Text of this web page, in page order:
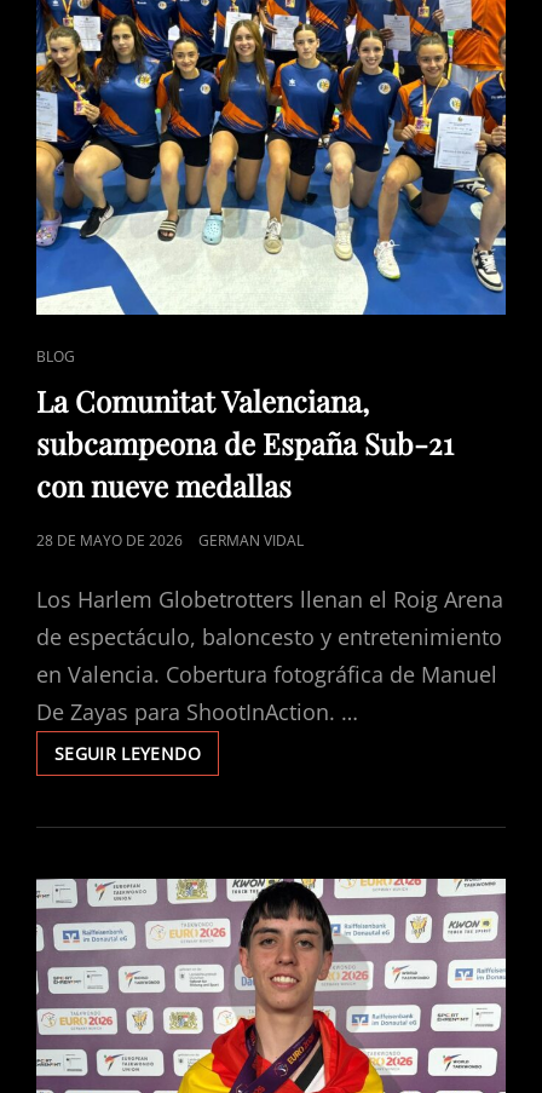
ENLACES
DE
CATEGORÍAS
BLOG
La Comunitat Valenciana,
subcampeona de España Sub-21
con nueve medallas
PUBLICADO
28 DE MAYO DE 2026 GERMAN VIDAL
Los Harlem Globetrotters llenan el Roig Arena
de espectáculo, baloncesto y entretenimiento
en Valencia. Cobertura fotográfica de Manuel
De Zayas para ShootInAction. …
SEGUIR LEYENDOLA
COMUNITAT
SUBCAMPEONA
ESPAÑA
SUB-
21
CON
NUEVE
MEDALLAS